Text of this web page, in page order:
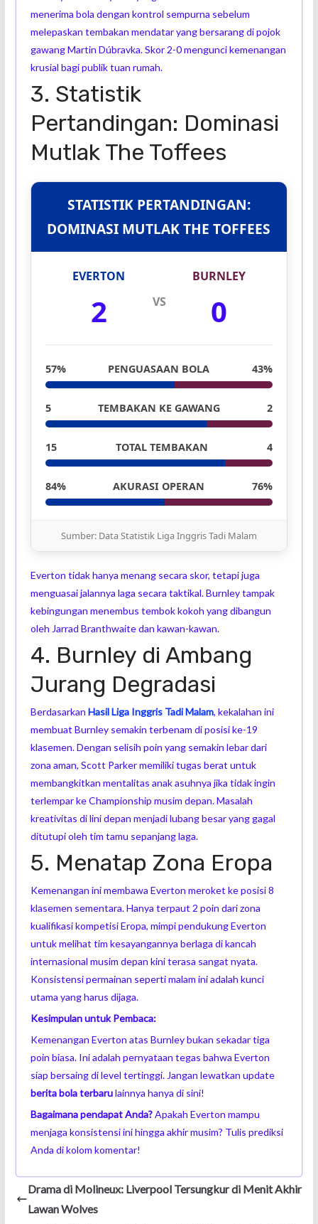
menerima bola dengan kontrol sempurna sebelum
melepaskan tembakan mendatar yang bersarang di pojok
gawang Martin Dúbravka. Skor 2-0 mengunci kemenangan
krusial bagi publik tuan rumah.
3. Statistik
Pertandingan: Dominasi
Mutlak The Toffees
STATISTIK PERTANDINGAN:
DOMINASI MUTLAK THE TOFFEES
EVERTON
2 VS
BURNLEY
0
57% PENGUASAAN BOLA 43%
5 TEMBAKAN KE GAWANG 2
15 TOTAL TEMBAKAN 4
84% AKURASI OPERAN 76%
Sumber: Data Statistik Liga Inggris Tadi Malam
Everton tidak hanya menang secara skor, tetapi juga
menguasai jalannya laga secara taktikal. Burnley tampak
kebingungan menembus tembok kokoh yang dibangun
oleh Jarrad Branthwaite dan kawan-kawan.
4. Burnley di Ambang
Jurang Degradasi
Berdasarkan Hasil Liga Inggris Tadi Malam, kekalahan ini
membuat Burnley semakin terbenam di posisi ke-19
klasemen. Dengan selisih poin yang semakin lebar dari
zona aman, Scott Parker memiliki tugas berat untuk
membangkitkan mentalitas anak asuhnya jika tidak ingin
terlempar ke Championship musim depan. Masalah
kreativitas di lini depan menjadi lubang besar yang gagal
ditutupi oleh tim tamu sepanjang laga.
5. Menatap Zona Eropa
Kemenangan ini membawa Everton meroket ke posisi 8
klasemen sementara. Hanya terpaut 2 poin dari zona
kualifikasi kompetisi Eropa, mimpi pendukung Everton
untuk melihat tim kesayangannya berlaga di kancah
internasional musim depan kini terasa sangat nyata.
Konsistensi permainan seperti malam ini adalah kunci
utama yang harus dijaga.
Kesimpulan untuk Pembaca:
Kemenangan Everton atas Burnley bukan sekadar tiga
poin biasa. Ini adalah pernyataan tegas bahwa Everton
siap bersaing di level tertinggi. Jangan lewatkan update
berita bola terbarulainnya hanya di sini!
Bagaimana pendapat Anda?Apakah Everton mampu
menjaga konsistensi ini hingga akhir musim? Tulis prediksi
Anda di kolom komentar!
Drama di Molineux: Liverpool Tersungkur di Menit Akhir
Lawan Wolves